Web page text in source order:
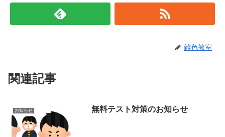
雑色教室
関連記事
お知らせ 無料テスト対策のお知らせ